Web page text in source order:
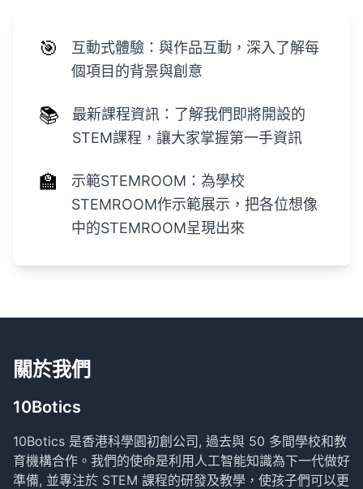
🎯
互動式體驗：與作品互動，深入了解每
個項目的背景與創意
📚
最新課程資訊：了解我們即將開設的
STEM課程，讓大家掌握第一手資訊
🏫
示範STEMROOM：為學校
STEMROOM作示範展示，把各位想像
中的STEMROOM呈現出來
關於我們
10Botics
10Botics 是香港科學園初創公司, 過去與 50 多間學校和教
育機構合作。我們的使命是利用人工智能知識為下一代做好
準備, 並專注於 STEM 課程的研發及教學，使孩子們可以更